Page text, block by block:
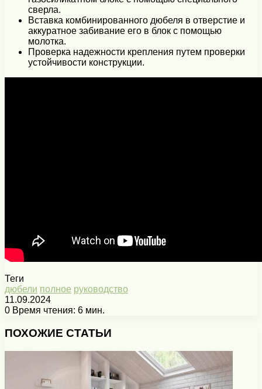
сверла.
Вставка комбинированного дюбеля в отверстие и
аккуратное забивание его в блок с помощью
молотка.
Проверка надежности крепления путем проверки
устойчивости конструкции.
Теги
дюбели полное руководство
11.09.2024
0 Время чтения: 6 мин.
ПОХОЖИЕ СТАТЬИ